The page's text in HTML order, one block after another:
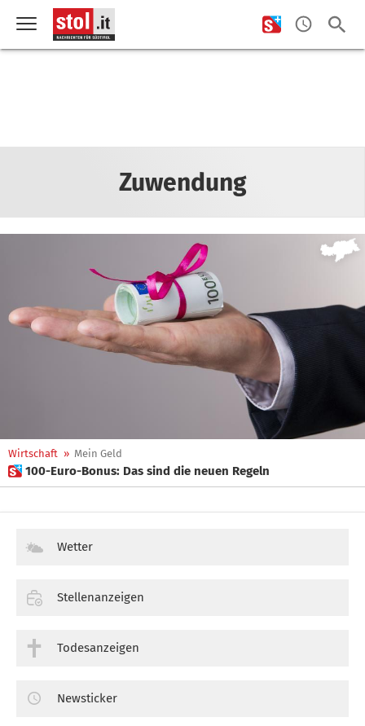
Zuwendung
Wirtschaft » Mein Geld
 100-Euro-Bonus: Das sind die neuen Regeln
Wetter
Stellenanzeigen
Todesanzeigen
Newsticker